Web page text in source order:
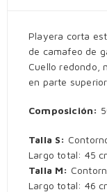
Playera corta
de camafeo de
Cuello redondo,
en parte
Composición:
Talla S:
Largo total: 45
Talla M:
Largo total: 46